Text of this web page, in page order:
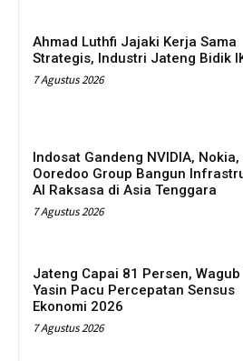
Ahmad Luthfi Jajaki Kerja Sama
Strategis, Industri Jateng Bidik
7 Agustus 2026
Indosat Gandeng NVIDIA, Nokia,
Ooredoo Group Bangun
AI Raksasa di Asia Tenggara
7 Agustus 2026
Jateng Capai 81 Persen, Wagub
Yasin Pacu Percepatan Sensus
Ekonomi 2026
7 Agustus 2026